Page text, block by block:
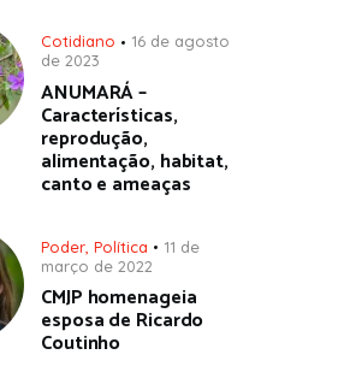
Cotidiano
16 de agosto
de 2023
ANUMARÁ –
Características,
reprodução,
alimentação, habitat,
canto e ameaças
Poder Política
11 de
março de 2022
CMJP homenageia
esposa de Ricardo
Coutinho